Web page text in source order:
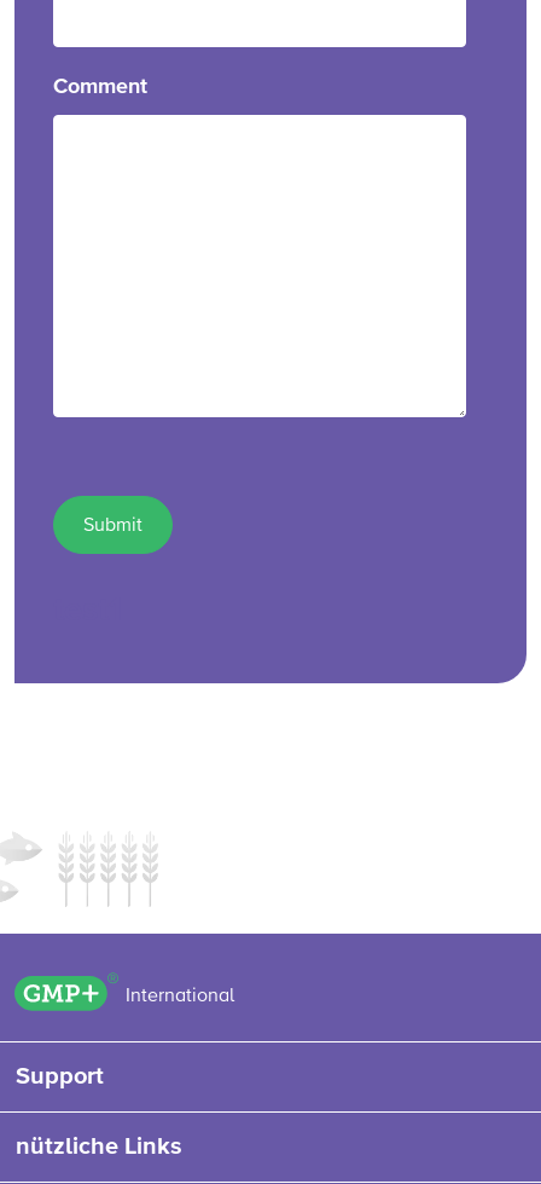
Comment
GMP+ logo
International
Support
nützliche Links